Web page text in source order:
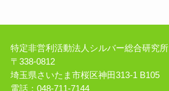
特定非営利活動法人シルバー総合研究所
〒338-0812
埼玉県さいたま市桜区神田313-1 B105
電話：048-711-7144